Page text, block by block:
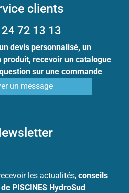
clients
72 13 13
devis personnalisé, un
recevoir un catalogue
sur une commande
un message
les actualités, conseils
PISCINES HydroSud